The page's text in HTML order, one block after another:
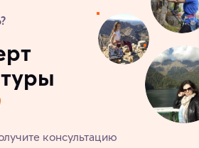
консультацию